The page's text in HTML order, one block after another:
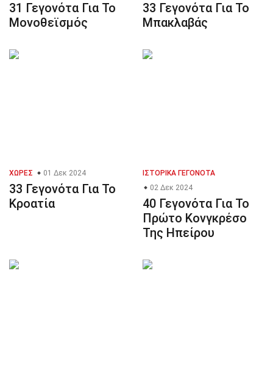
31 Γεγονότα Για Το
Μονοθεϊσμός
33 Γεγονότα Για Το
Μπακλαβάς
ΧΏΡΕΣ 01 Δεκ 2024
33 Γεγονότα Για Το
Κροατία
ΙΣΤΟΡΙΚΆ ΓΕΓΟΝΌΤΑ
02 Δεκ 2024
40 Γεγονότα Για Το
Πρώτο Κονγκρέσο
Της Ηπείρου